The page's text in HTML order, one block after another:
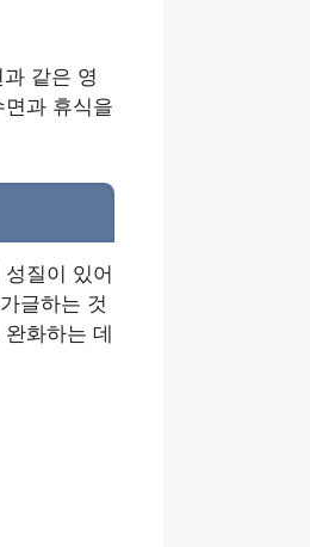
같은 영
과 휴식을
질이 있어
글하는 것
화하는 데